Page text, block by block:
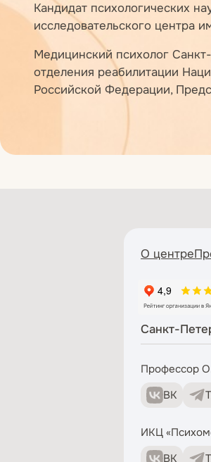
Кандидат психологических
исследовательского центра
Медицинский психолог
отделения реабилитации
Российской Федерации,
О центре
Санкт-
Профессор
ВК
ИКЦ
ВК